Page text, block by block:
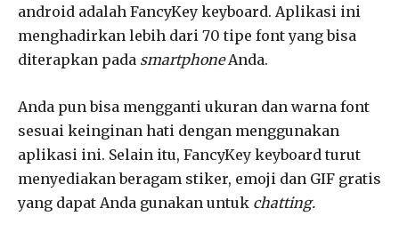
android adalah FancyKey keyboard. Aplikasi ini
menghadirkan lebih dari 70 tipe font yang bisa
diterapkan pada smartphoneAnda.
Anda pun bisa mengganti ukuran dan warna font
sesuai keinginan hati dengan menggunakan
aplikasi ini. Selain itu, FancyKey keyboard turut
menyediakan beragam stiker, emoji dan GIF gratis
yang dapat Anda gunakan untuk chatting.